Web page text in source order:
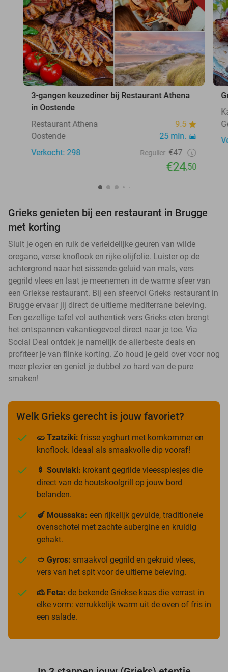
3-gangen keuzediner bij Restaurant Athena
in Oostende
Restaurant Athena
9.5
Oostende
25 min.
Verkocht: 298
Regulier €47
€24,50
Grieks genieten bij een restaurant in Brugge
met korting
Sluit je ogen en ruik de verleidelijke geuren van wilde
oregano, verse knoflook en rijke olijfolie. Luister op de
achtergrond naar het sissende geluid van mals, vers
gegrild vlees en laat je meenemen in de warme sfeer van
een Griekse restaurant. Bij een sfeervol Grieks restaurant in
Brugge ervaar jij direct de ultieme mediterrane beleving.
Een gezellige tafel vol authentiek vers Grieks eten brengt
het ontspannen vakantiegevoel direct naar je toe. Via
Social Deal ontdek je namelijk de allerbeste deals en
profiteer je van flinke korting. Zo houd je geld over voor nog
meer plezier en geniet je dubbel zo hard van de pure
smaken!
Welk Grieks gerecht is jouw favoriet?
🥒 Tzatziki: frisse yoghurt met komkommer en
knoflook. Ideaal als smaakvolle dip vooraf!
🍢 Souvlaki: krokant gegrilde vleesspiesjes die
direct van de houtskoolgrill op jouw bord
belanden.
🍆 Moussaka: een rijkelijk gevulde, traditionele
ovenschotel met zachte aubergine en kruidig
gehakt.
🥙 Gyros: smaakvol gegrild en gekruid vlees,
vers van het spit voor de ultieme beleving.
🧀 Feta: de bekende Griekse kaas die verrast in
elke vorm: verrukkelijk warm uit de oven of fris in
een salade.